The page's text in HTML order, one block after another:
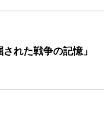
れた戦争の記憶」